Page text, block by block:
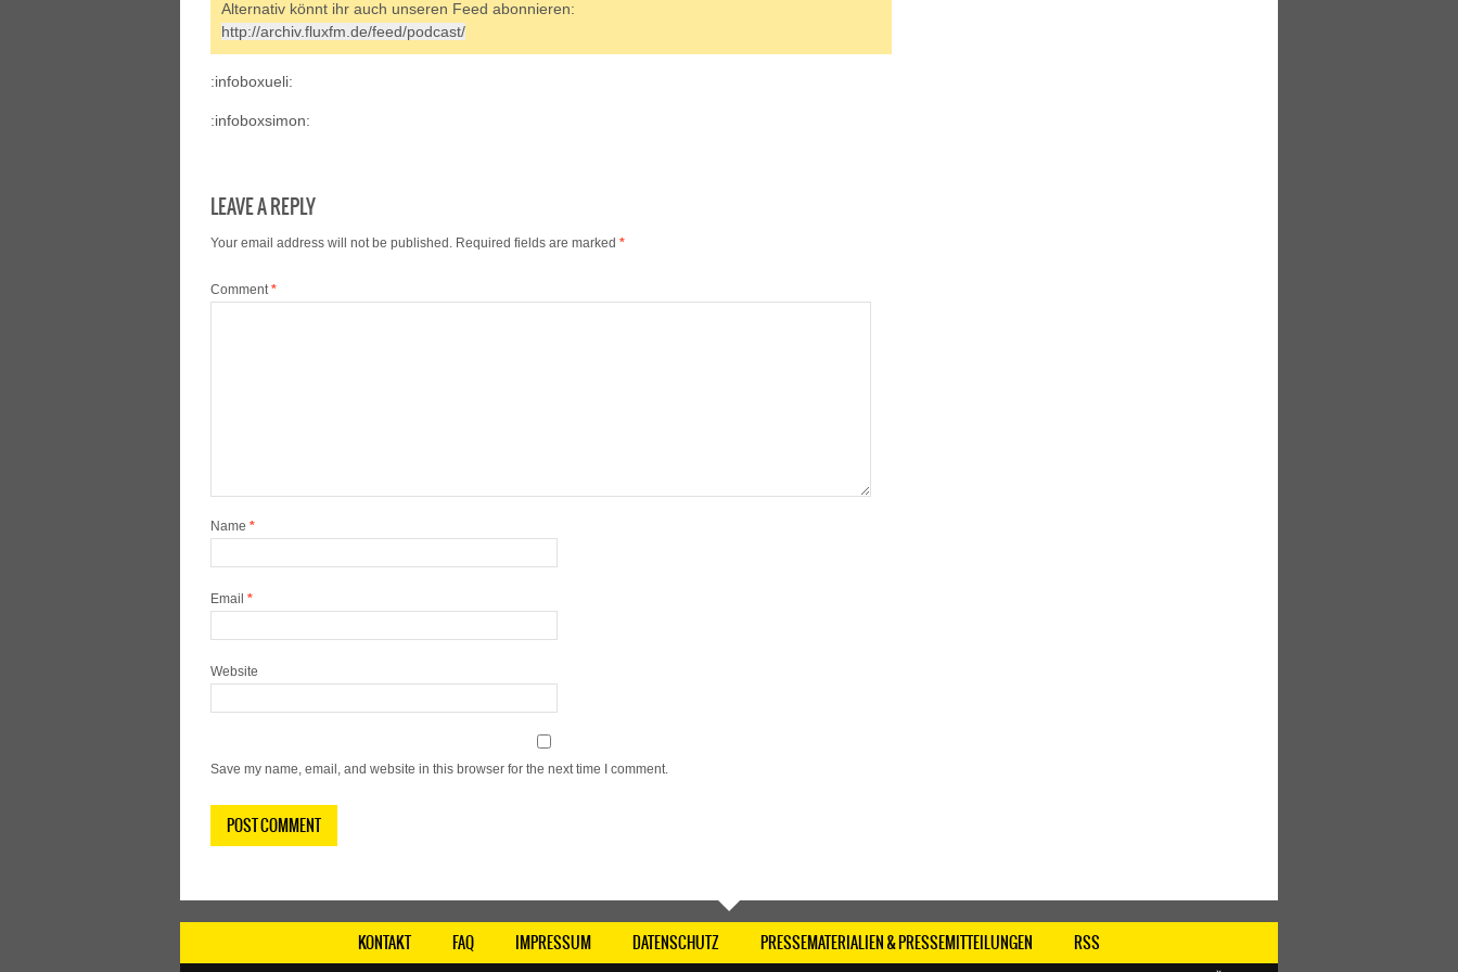
Alternativ könnt ihr auch unseren Feed abonnieren:
http://archiv.fluxfm.de/feed/podcast/
:infoboxueli:
:infoboxsimon:
LEAVE A REPLY
Your email address will not be published. Required fields are marked *
Comment*
Name *
Email *
Website
Save my name, email, and website in this browser for the next time I comment.
KONTAKT FAQ IMPRESSUM DATENSCHUTZ PRESSEMATERIALIEN & PRESSEMITTEILUNGEN RSS